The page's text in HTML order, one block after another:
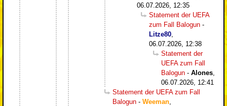
06.07.2026, 12:35
Statement der UEFA
zum Fall Balogun -
Litze80
06.07.2026, 12:38
Statement der
UEFA zum Fall
Balogun - Alones
06.07.2026, 12:41
Statement der UEFA zum Fall
Balogun - Weeman